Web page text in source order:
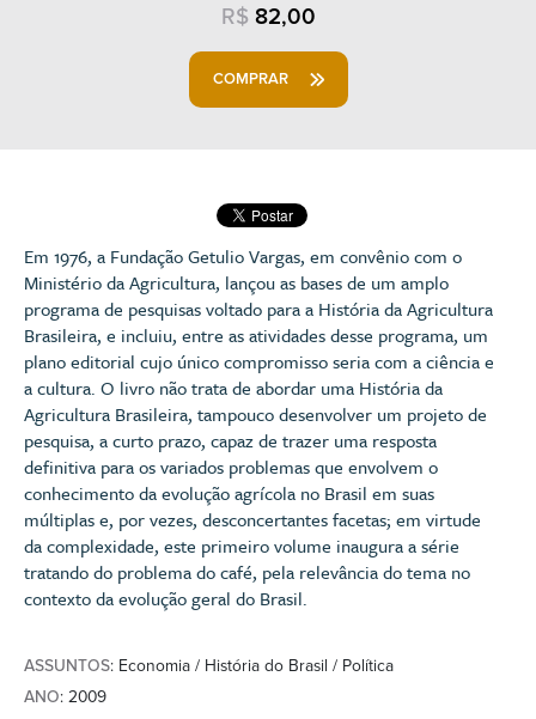
R$ 82,00
COMPRAR
Em 1976, a Fundação Getulio Vargas, em convênio com o
Ministério da Agricultura, lançou as bases de um amplo
programa de pesquisas voltado para a História da Agricultura
Brasileira, e incluiu, entre as atividades desse programa, um
plano editorial cujo único compromisso seria com a ciência e
a cultura. O livro não trata de abordar uma História da
Agricultura Brasileira, tampouco desenvolver um projeto de
pesquisa, a curto prazo, capaz de trazer uma resposta
definitiva para os variados problemas que envolvem o
conhecimento da evolução agrícola no Brasil em suas
múltiplas e, por vezes, desconcertantes facetas; em virtude
da complexidade, este primeiro volume inaugura a série
tratando do problema do café, pela relevância do tema no
contexto da evolução geral do Brasil.
ASSUNTOS: Economia / História do Brasil / Política
ANO: 2009